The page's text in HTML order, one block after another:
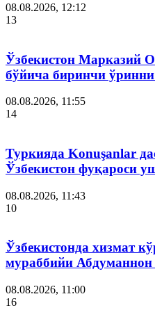
08.08.2026, 12:12
13
Ўзбекистон Марказий
бўйича биринчи
08.08.2026, 11:55
14
Туркияда Konuşanlar
Ўзбекистон фуқароси
08.08.2026, 11:43
10
Ўзбекистонда хизмат
мураббийи Абдуманнон
08.08.2026, 11:00
16